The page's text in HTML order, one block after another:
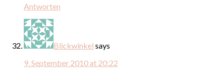
Antworten
Blickwinkel says
9. September 2010 at 20:22